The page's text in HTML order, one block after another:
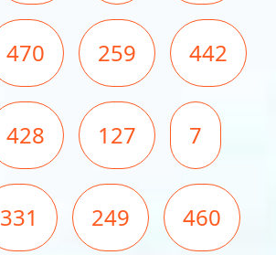
470 259 442
428 127 7
331 249 460